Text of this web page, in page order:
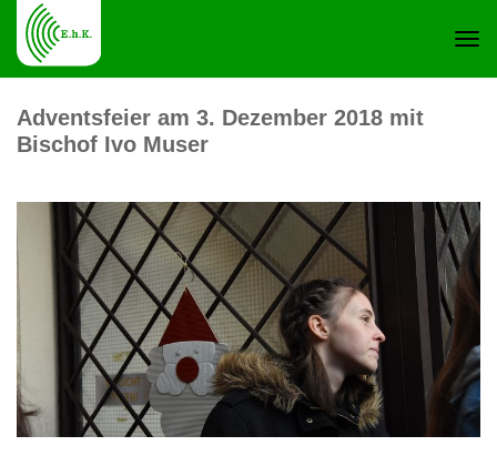
Adventsfeier am 3. Dezember 2018 mit
Bischof Ivo Muser